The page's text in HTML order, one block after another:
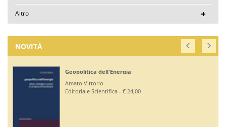
Altro
NOVITÀ
Geopolitica dell'Energia
Amato Vittorio
Editoriale Scientifica - € 24,00